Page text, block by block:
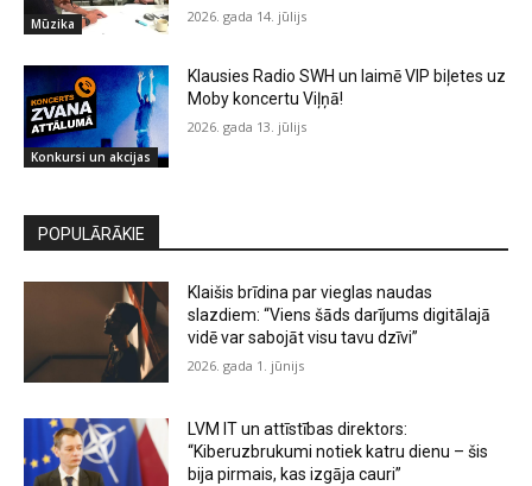
Mūzika 2026. gada 14. jūlijs
Konkursi un akcijas
Klausies Radio SWH un laimē VIP biļetes uz
Moby koncertu Viļņā!
2026. gada 13. jūlijs
POPULĀRĀKIE
Klaišis brīdina par vieglas naudas
slazdiem: “Viens šāds darījums digitālajā
vidē var sabojāt visu tavu dzīvi”
2026. gada 1. jūnijs
LVM IT un attīstības direktors:
“Kiberuzbrukumi notiek katru dienu – šis
bija pirmais, kas izgāja cauri”